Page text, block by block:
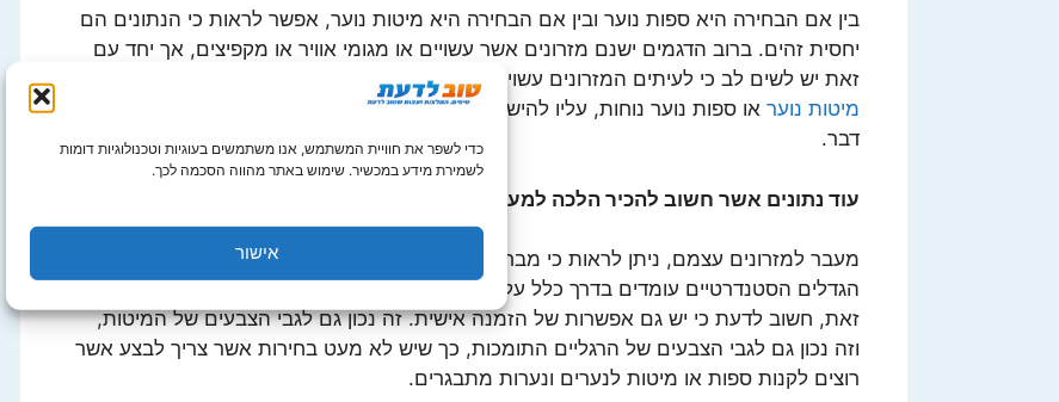
כדי לשפר את חוויית המשתמש, אנו משתמשים בעוגיות וטכנולוגיות דומות
לשמירת מידע במכשיר. שימוש באתר מהווה הסכמה לכך.
אישור
בין אם הבחירה היא ספות נוער ובין אם הבחירה היא מיטות נוער, אפשר לראות כי הנתונים הם
יחסית זהים. ברוב הדגמים ישנם מזרונים אשר עשויים או מגומי אוויר או מקפיצים, אך יחד עם
זאת יש לשים לב כי לעיתים המזרונים עשויים מספוג. מובן כי על מנת שכל אחד יוכל לבחור
מיטות נוער או ספות נוער נוחות, עליו להישכב על מיטות שונות ולראות מה נוח לו יותר בסופו של
דבר.
עוד נתונים אשר חשוב להכיר הלכה למעשה
מעבר למזרונים עצמם, ניתן לראות כי מבחינת הגודל של המיטות והספות ישנה בחירה גדולה.
זאת, חשוב לדעת כי יש גם אפשרות של הזמנה אישית. זה נכון גם לגבי הצבעים של המיטות,
וזה נכון גם לגבי הצבעים של הרגליים התומכות, כך שיש לא מעט בחירות אשר צריך לבצע אשר
רוצים לקנות ספות או מיטות לנערים ונערות מתבגרים.